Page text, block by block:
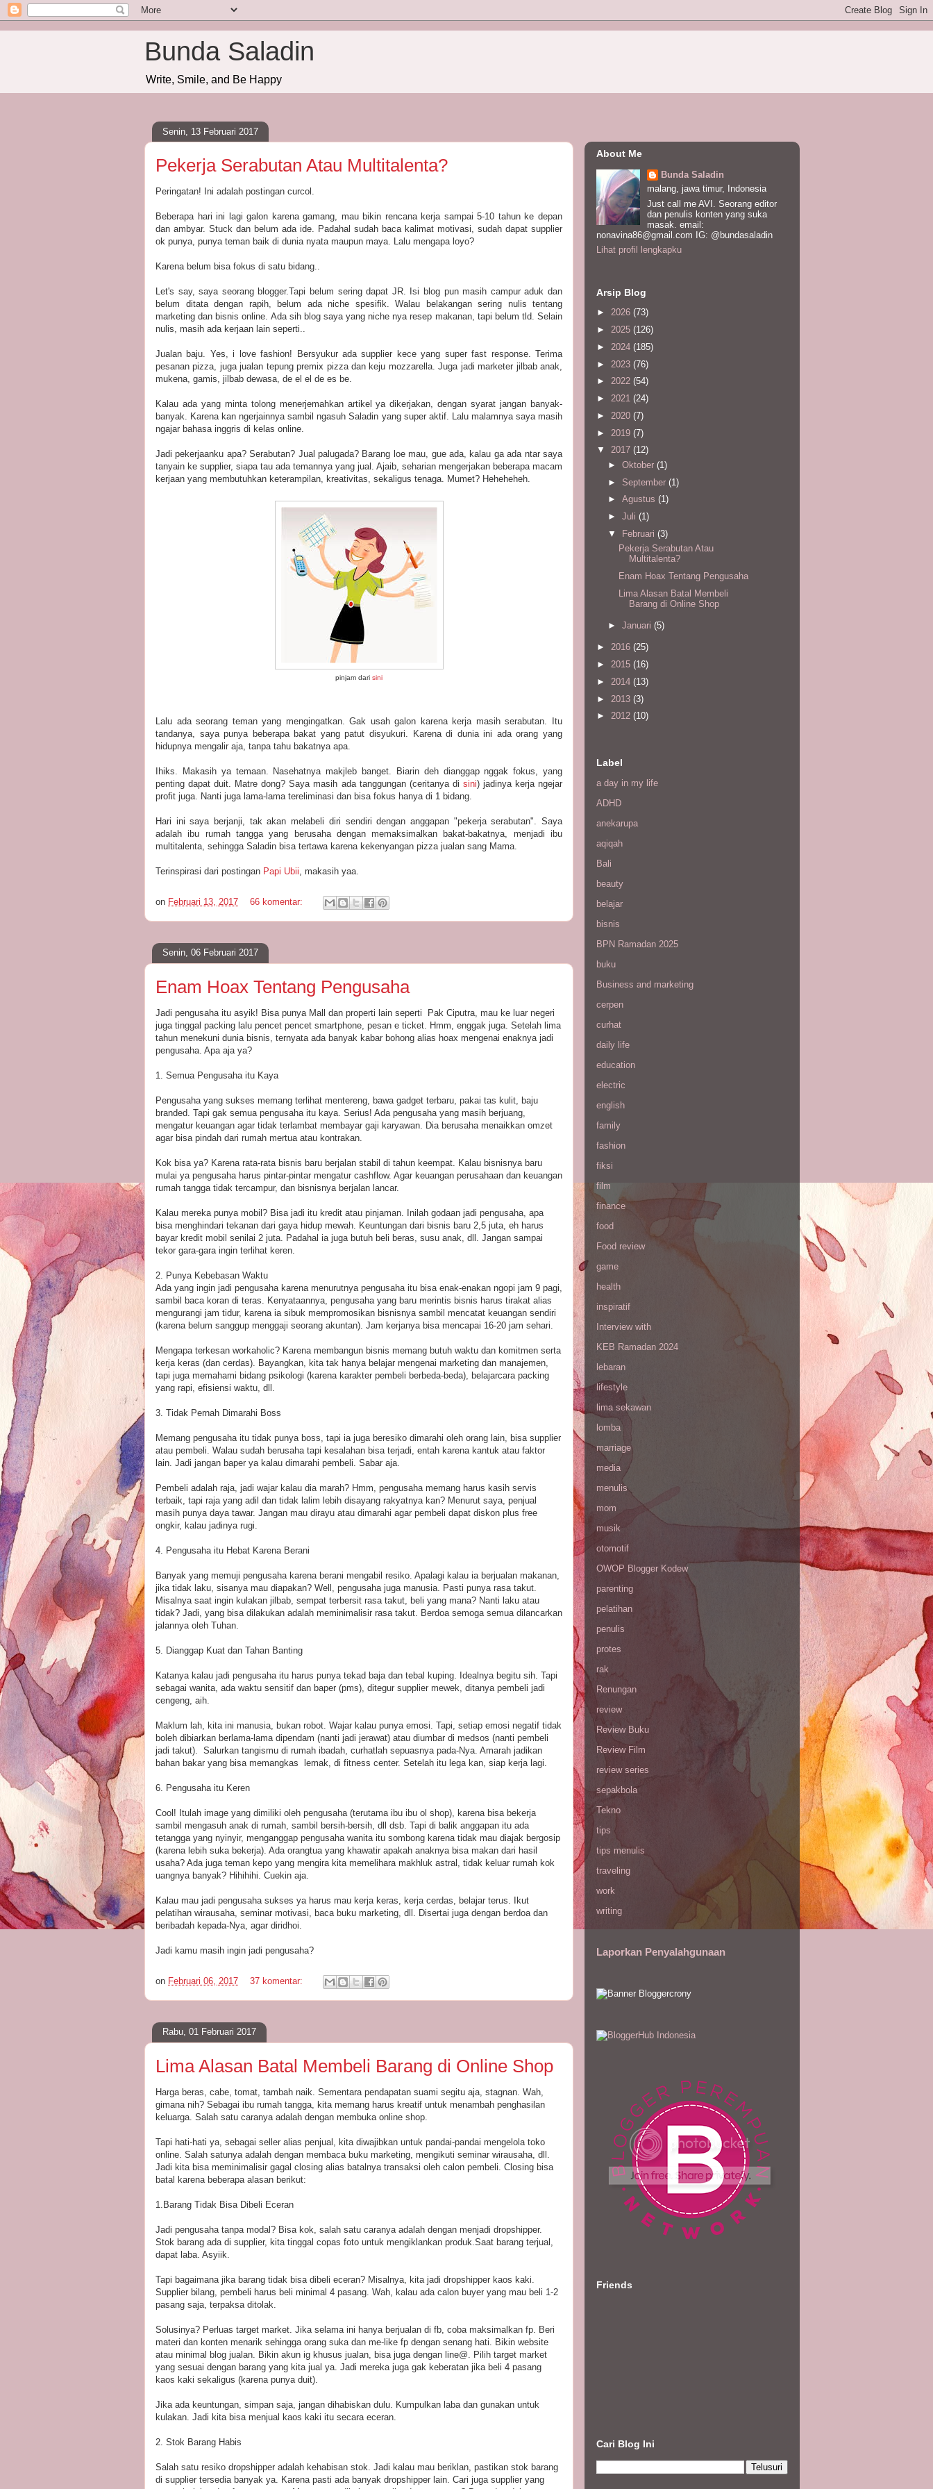
Bunda Saladin
Write, Smile, and Be Happy
Senin, 13 Februari 2017
Pekerja Serabutan Atau Multitalenta?
Peringatan! Ini adalah postingan curcol.
Beberapa hari ini lagi galon karena gamang, mau bikin rencana kerja sampai 5-10 tahun ke depan
dan ambyar. Stuck dan belum ada ide. Padahal sudah baca kalimat motivasi, sudah dapat supplier
ok punya, punya teman baik di dunia nyata maupun maya. Lalu mengapa loyo?
Karena belum bisa fokus di satu bidang..
Let's say, saya seorang blogger.Tapi belum sering dapat JR. Isi blog pun masih campur aduk dan
belum ditata dengan rapih, belum ada niche spesifik. Walau belakangan sering nulis tentang
marketing dan bisnis online. Ada sih blog saya yang niche nya resep makanan, tapi belum tld. Selain
nulis, masih ada kerjaan lain seperti..
Jualan baju. Yes, i love fashion! Bersyukur ada supplier kece yang super fast response. Terima
pesanan pizza, juga jualan tepung premix pizza dan keju mozzarella. Juga jadi marketer jilbab anak,
mukena, gamis, jilbab dewasa, de el el de es be.
Kalau ada yang minta tolong menerjemahkan artikel ya dikerjakan, dengan syarat jangan banyak-
banyak. Karena kan ngerjainnya sambil ngasuh Saladin yang super aktif. Lalu malamnya saya masih
ngajar bahasa inggris di kelas online.
Jadi pekerjaanku apa? Serabutan? Jual palugada? Barang loe mau, gue ada, kalau ga ada ntar saya
tanyain ke supplier, siapa tau ada temannya yang jual. Ajaib, seharian mengerjakan beberapa macam
kerjaan yang membutuhkan keterampilan, kreativitas, sekaligus tenaga. Mumet? Heheheheh.
pinjam dari sini
Lalu ada seorang teman yang mengingatkan. Gak usah galon karena kerja masih serabutan. Itu
tandanya, saya punya beberapa bakat yang patut disyukuri. Karena di dunia ini ada orang yang
hidupnya mengalir aja, tanpa tahu bakatnya apa.
Ihiks. Makasih ya temaan. Nasehatnya makjleb banget. Biarin deh dianggap nggak fokus, yang
penting dapat duit. Matre dong? Saya masih ada tanggungan (ceritanya di sini) jadinya kerja ngejar
profit juga. Nanti juga lama-lama tereliminasi dan bisa fokus hanya di 1 bidang.
Hari ini saya berjanji, tak akan melabeli diri sendiri dengan anggapan "pekerja serabutan". Saya
adalah ibu rumah tangga yang berusaha dengan memaksimalkan bakat-bakatnya, menjadi ibu
multitalenta, sehingga Saladin bisa tertawa karena kekenyangan pizza jualan sang Mama.
Terinspirasi dari postingan Papi Ubii , makasih yaa.
on Februari 13, 2017 66 komentar:
Senin, 06 Februari 2017
Enam Hoax Tentang Pengusaha
Jadi pengusaha itu asyik! Bisa punya Mall dan properti lain seperti Pak Ciputra, mau ke luar negeri
juga tinggal packing lalu pencet pencet smartphone, pesan e ticket. Hmm, enggak juga. Setelah lima
tahun menekuni dunia bisnis, ternyata ada banyak kabar bohong alias hoax mengenai enaknya jadi
pengusaha. Apa aja ya?
1. Semua Pengusaha itu Kaya
Pengusaha yang sukses memang terlihat mentereng, bawa gadget terbaru, pakai tas kulit, baju
branded. Tapi gak semua pengusaha itu kaya. Serius! Ada pengusaha yang masih berjuang,
mengatur keuangan agar tidak terlambat membayar gaji karyawan. Dia berusaha menaikkan omzet
agar bisa pindah dari rumah mertua atau kontrakan.
Kok bisa ya? Karena rata-rata bisnis baru berjalan stabil di tahun keempat. Kalau bisnisnya baru
mulai ya pengusaha harus pintar-pintar mengatur cashflow. Agar keuangan perusahaan dan keuangan
rumah tangga tidak tercampur, dan bisnisnya berjalan lancar.
Kalau mereka punya mobil? Bisa jadi itu kredit atau pinjaman. Inilah godaan jadi pengusaha, apa
bisa menghindari tekanan dari gaya hidup mewah. Keuntungan dari bisnis baru 2,5 juta, eh harus
bayar kredit mobil senilai 2 juta. Padahal ia juga butuh beli beras, susu anak, dll. Jangan sampai
tekor gara-gara ingin terlihat keren.
2. Punya Kebebasan Waktu
Ada yang ingin jadi pengusaha karena menurutnya pengusaha itu bisa enak-enakan ngopi jam 9 pagi,
sambil baca koran di teras. Kenyataannya, pengusaha yang baru merintis bisnis harus tirakat alias
mengurangi jam tidur, karena ia sibuk mempromosikan bisnisnya sambil mencatat keuangan sendiri
(karena belum sanggup menggaji seorang akuntan). Jam kerjanya bisa mencapai 16-20 jam sehari.
Mengapa terkesan workaholic? Karena membangun bisnis memang butuh waktu dan komitmen serta
kerja keras (dan cerdas). Bayangkan, kita tak hanya belajar mengenai marketing dan manajemen,
tapi juga memahami bidang psikologi (karena karakter pembeli berbeda-beda), belajarcara packing
yang rapi, efisiensi waktu, dll.
3. Tidak Pernah Dimarahi Boss
Memang pengusaha itu tidak punya boss, tapi ia juga beresiko dimarahi oleh orang lain, bisa supplier
atau pembeli. Walau sudah berusaha tapi kesalahan bisa terjadi, entah karena kantuk atau faktor
lain. Jadi jangan baper ya kalau dimarahi pembeli. Sabar aja.
Pembeli adalah raja, jadi wajar kalau dia marah? Hmm, pengusaha memang harus kasih servis
terbaik, tapi raja yang adil dan tidak lalim lebih disayang rakyatnya kan? Menurut saya, penjual
masih punya daya tawar. Jangan mau dirayu atau dimarahi agar pembeli dapat diskon plus free
ongkir, kalau jadinya rugi.
4. Pengusaha itu Hebat Karena Berani
Banyak yang memuji pengusaha karena berani mengabil resiko. Apalagi kalau ia berjualan makanan,
jika tidak laku, sisanya mau diapakan? Well, pengusaha juga manusia. Pasti punya rasa takut.
Misalnya saat ingin kulakan jilbab, sempat terbersit rasa takut, beli yang mana? Nanti laku atau
tidak? Jadi, yang bisa dilakukan adalah meminimalisir rasa takut. Berdoa semoga semua dilancarkan
jalannya oleh Tuhan.
5. Dianggap Kuat dan Tahan Banting
Katanya kalau jadi pengusaha itu harus punya tekad baja dan tebal kuping. Idealnya begitu sih. Tapi
sebagai wanita, ada waktu sensitif dan baper (pms), ditegur supplier mewek, ditanya pembeli jadi
cengeng, aih.
Maklum lah, kita ini manusia, bukan robot. Wajar kalau punya emosi. Tapi, setiap emosi negatif tidak
boleh dibiarkan berlama-lama dipendam (nanti jadi jerawat) atau diumbar di medsos (nanti pembeli
jadi takut). Salurkan tangismu di rumah ibadah, curhatlah sepuasnya pada-Nya. Amarah jadikan
bahan bakar yang bisa memangkas lemak, di fitness center. Setelah itu lega kan, siap kerja lagi.
6. Pengusaha itu Keren
Cool! Itulah image yang dimiliki oleh pengusaha (terutama ibu ibu ol shop), karena bisa bekerja
sambil mengasuh anak di rumah, sambil bersih-bersih, dll dsb. Tapi di balik anggapan itu ada
tetangga yang nyinyir, menganggap pengusaha wanita itu sombong karena tidak mau diajak bergosip
(karena lebih suka bekerja). Ada orangtua yang khawatir apakah anaknya bisa makan dari hasil
usaha? Ada juga teman kepo yang mengira kita memelihara makhluk astral, tidak keluar rumah kok
uangnya banyak? Hihihihi. Cuekin aja.
Kalau mau jadi pengusaha sukses ya harus mau kerja keras, kerja cerdas, belajar terus. Ikut
pelatihan wirausaha, seminar motivasi, baca buku marketing, dll. Disertai juga dengan berdoa dan
beribadah kepada-Nya, agar diridhoi.
Jadi kamu masih ingin jadi pengusaha?
on Februari 06, 2017 37 komentar:
Rabu, 01 Februari 2017
Lima Alasan Batal Membeli Barang di Online Shop
Harga beras, cabe, tomat, tambah naik. Sementara pendapatan suami segitu aja, stagnan. Wah,
gimana nih? Sebagai ibu rumah tangga, kita memang harus kreatif untuk menambah penghasilan
keluarga. Salah satu caranya adalah dengan membuka online shop.
Tapi hati-hati ya, sebagai seller alias penjual, kita diwajibkan untuk pandai-pandai mengelola toko
online. Salah satunya adalah dengan membaca buku marketing, mengikuti seminar wirausaha, dll.
Jadi kita bisa meminimalisir gagal closing alias batalnya transaksi oleh calon pembeli. Closing bisa
batal karena beberapa alasan berikut:
1.Barang Tidak Bisa Dibeli Eceran
Jadi pengusaha tanpa modal? Bisa kok, salah satu caranya adalah dengan menjadi dropshipper.
Stok barang ada di supplier, kita tinggal copas foto untuk mengiklankan produk.Saat barang terjual,
dapat laba. Asyiik.
Tapi bagaimana jika barang tidak bisa dibeli eceran? Misalnya, kita jadi dropshipper kaos kaki.
Supplier bilang, pembeli harus beli minimal 4 pasang. Wah, kalau ada calon buyer yang mau beli 1-2
pasang saja, terpaksa ditolak.
Solusinya? Perluas target market. Jika selama ini hanya berjualan di fb, coba maksimalkan fp. Beri
materi dan konten menarik sehingga orang suka dan me-like fp dengan senang hati. Bikin website
atau minimal blog jualan. Bikin akun ig khusus jualan, bisa juga dengan line@. Pilih target market
yang sesuai dengan barang yang kita jual ya. Jadi mereka juga gak keberatan jika beli 4 pasang
kaos kaki sekaligus (karena punya duit).
Jika ada keuntungan, simpan saja, jangan dihabiskan dulu. Kumpulkan laba dan gunakan untuk
kulakan. Jadi kita bisa menjual kaos kaki itu secara eceran.
2. Stok Barang Habis
Salah satu resiko dropshipper adalah kehabisan stok. Jadi kalau mau beriklan, pastikan stok barang
di supplier tersedia banyak ya. Karena pasti ada banyak dropshipper lain. Cari juga supplier yang
About Me
Bunda Saladin
malang, jawa timur, Indonesia
Just call me AVI. Seorang editor
dan penulis konten yang suka
masak. email:
nonavina86@gmail.com IG: @bundasaladin
Lihat profil lengkapku
Arsip Blog
► 2026 (73)
► 2025 (126)
► 2024 (185)
► 2023 (76)
► 2022 (54)
► 2021 (24)
► 2020 (7)
► 2019 (7)
▼ 2017 (12)
► Oktober (1)
► September (1)
► Agustus (1)
► Juli (1)
▼
Februari (3)
Pekerja Serabutan Atau
Multitalenta?
Enam Hoax Tentang Pengusaha
Lima Alasan Batal Membeli
Barang di Online Shop
► Januari (5)
► 2016 (25)
► 2015 (16)
► 2014 (13)
► 2013 (3)
► 2012 (10)
Label
a day in my life
ADHD
anekarupa
aqiqah
Bali
beauty
belajar
bisnis
BPN Ramadan 2025
buku
Business and marketing
cerpen
curhat
daily life
education
electric
english
family
fashion
fiksi
film
finance
food
Food review
game
health
inspiratif
Interview with
KEB Ramadan 2024
lebaran
lifestyle
lima sekawan
lomba
marriage
media
menulis
mom
musik
otomotif
OWOP Blogger Kodew
parenting
pelatihan
penulis
protes
rak
Renungan
review
Review Buku
Review Film
review series
sepakbola
Tekno
tips
tips menulis
traveling
work
writing
Laporkan Penyalahgunaan
Friends
Cari Blog Ini